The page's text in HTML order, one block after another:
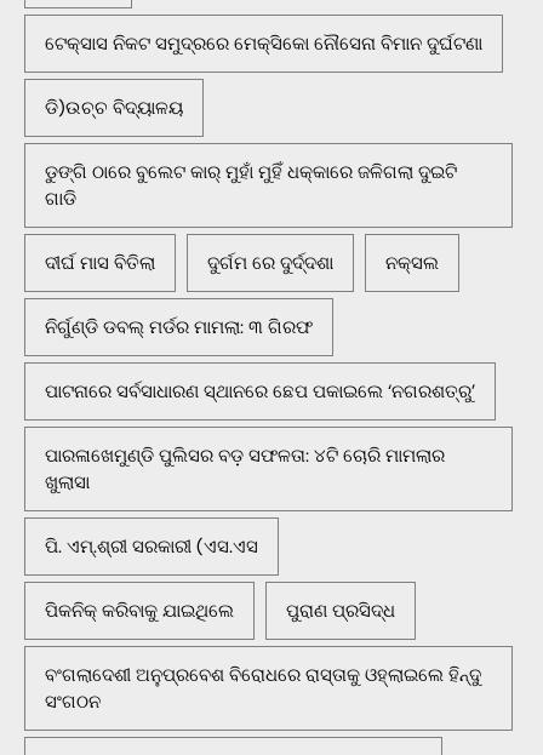
ଟେକ୍ସାସ ନିକଟ ସମୁଦ୍ରରେ ମେକ୍ସିକୋ ନୌସେନା ବିମାନ ଦୁର୍ଘଟଣା
ଡି)ଉଚ୍ଚ ବିଦ୍ୟାଳୟ
ଡୁଙ୍ଗି ଠାରେ ବୁଲେଟ କାର୍ ମୁହାଁ ମୁହିଁ ଧକ୍କାରେ ଜଳିଗଲା ଦୁଇଟି
ଗାଡି
ଦୀର୍ଘ ମାସ ବିତିଲା ଦୁର୍ଗମ ରେ ଦୁର୍ଦ୍ଦଶା ନକ୍ସଲ
ନିର୍ଗୁଣ୍ଡି ଡବଲ୍ ମର୍ଡର ମାମଲା: ୩ ଗିରଫ
ପାଟନାରେ ସର୍ବସାଧାରଣ ସ୍ଥାନରେ ଛେପ ପକାଇଲେ ‘ନଗରଶତ୍ରୁ’
ପାରଳାଖେମୁଣ୍ଡି ପୁଲିସର ବଡ଼ ସଫଳତା: ୪ଟି ଚୋରି ମାମଲାର
ଖୁଲାସା
ପି. ଏମ୍.ଶ୍ରୀ ସରକାରୀ (ଏସ.ଏସ
ପିକନିକ୍‌ କରିବାକୁ ଯାଇଥିଲେ ପୁରାଣ ପ୍ରସିଦ୍ଧ
ବଂଗଲାଦେଶୀ ଅନୁପ୍ରବେଶ ବିରୋଧରେ ରାସ୍ତାକୁ ଓହ୍ଲାଇଲେ ହିନ୍ଦୁ
ସଂଗଠନ